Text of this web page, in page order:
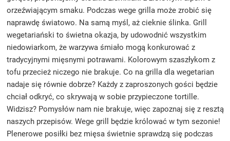
orzeźwiającym smaku. Podczas wege grilla może zrobić się
naprawdę światowo. Na samą myśl, aż cieknie ślinka. Grill
wegetariański to świetna okazja, by udowodnić wszystkim
niedowiarkom, że warzywa śmiało mogą konkurować z
tradycyjnymi mięsnymi potrawami. Kolorowym szaszłykom z
tofu przecież niczego nie brakuje. Co na grilla dla wegetarian
nadaje się równie dobrze? Każdy z zaproszonych gości będzie
chciał odkryć, co skrywają w sobie przypieczone tortille.
Widzisz? Pomysłów nam nie brakuje, więc zapoznaj się z resztą
naszych przepisów. Wege grill będzie królować w tym sezonie!
Plenerowe posiłki bez mięsa świetnie sprawdzą się podczas